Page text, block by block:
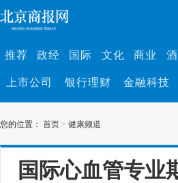
推荐 政经 国际 文化 商业
上市公司 银行理财 金融科技
您的位置： 首页 > 健康频道
国际心血管专业